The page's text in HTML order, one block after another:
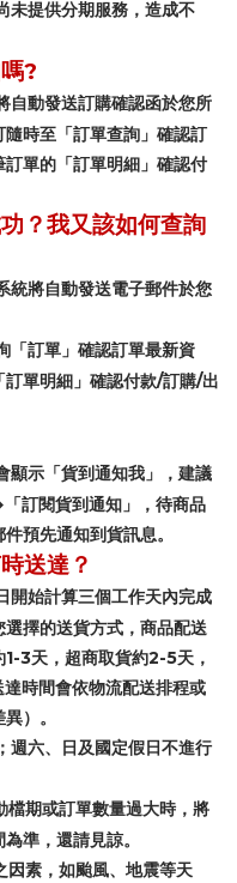
未提供分期服務，造成不
?
自動發送訂購確認函於您所
時至「訂單查詢」確認訂
單的「訂單明細」確認付
？我又該如何查詢
統將自動發送電子郵件於您
「訂單」確認訂單最新資
單明細」確認付款/訂購/出
顯示「貨到通知我」，建議
「訂閱貨到通知」，待商品
預先通知到貨訊息。
送達？
開始計算三個工作天內完成
擇的送貨方式，商品配送
1-3天，超商取貨約2-5天，
達時間會依物流配送排程或
）。
週六、日及國定假日不進行
檔期或訂單數量過大時，將
準，還請見諒。
因素，如颱風、地震等天